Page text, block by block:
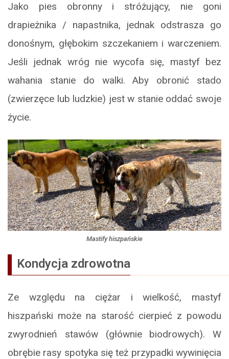
Jako pies obronny i stróżujący, nie goni
drapieżnika / napastnika, jednak odstrasza go
donośnym, głębokim szczekaniem i warczeniem.
Jeśli jednak wróg nie wycofa się, mastyf bez
wahania stanie do walki. Aby obronić stado
(zwierzęce lub ludzkie) jest w stanie oddać swoje
życie.
Mastify hiszpańskie
Kondycja zdrowotna
Ze względu na ciężar i wielkość, mastyf
hiszpański może na starość cierpieć z powodu
zwyrodnień stawów (głównie biodrowych). W
obrębie rasy spotyka się też przypadki wywinięcia